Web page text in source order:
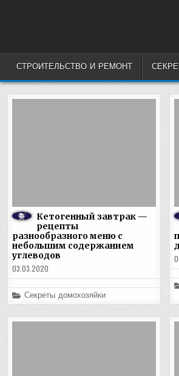
СТРОИТЕЛЬСТВО И РЕМОНТ
Кетогенный завтрак —
рецепты
разнообразного меню с
небольшим содержанием
углеводов
03.03.2020
Posted
in
Секреты домохозяйки